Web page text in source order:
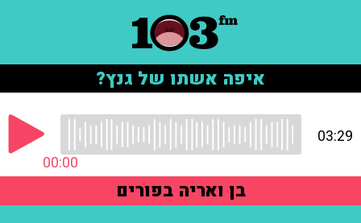
איפה אשתו של גנץ?
00:00
03:29
בן ואריה בפורים